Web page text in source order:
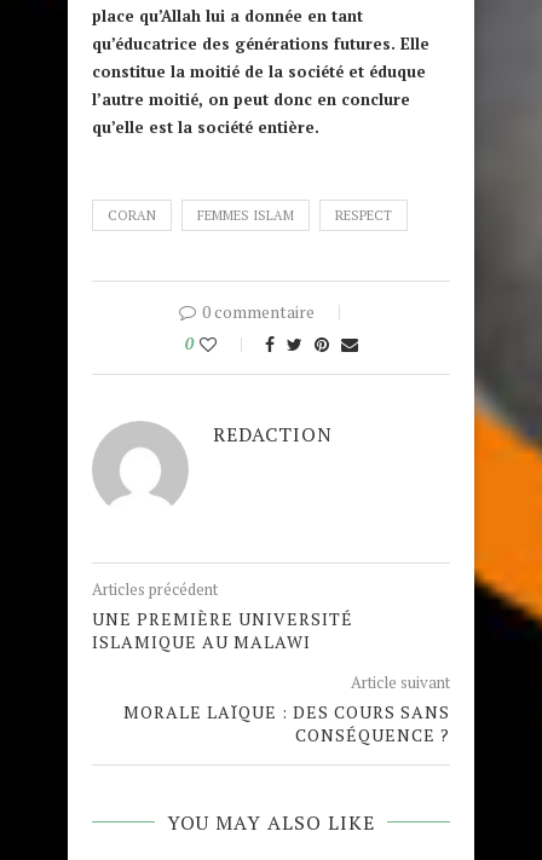
place qu’Allah lui a donnée en tant
qu’éducatrice des générations futures. Elle
constitue la moitié de la société et éduque
l’autre moitié, on peut donc en conclure
qu’elle est la société entière.
CORAN FEMMES ISLAM RESPECT
0 commentaire
0
REDACTION
Articles précédent
UNE PREMIÈRE UNIVERSITÉ
ISLAMIQUE AU MALAWI
Article suivant
MORALE LAÏQUE : DES COURS SANS
CONSÉQUENCE ?
YOU MAY ALSO LIKE